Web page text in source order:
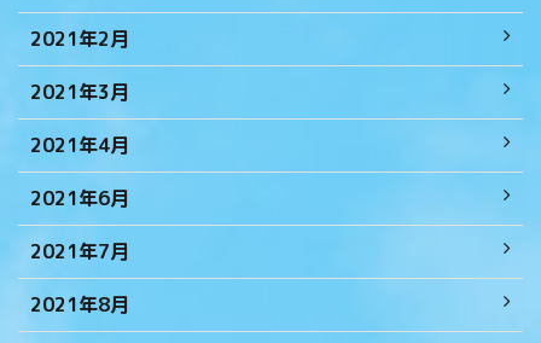
2021年2月
2021年3月
2021年4月
2021年6月
2021年7月
2021年8月